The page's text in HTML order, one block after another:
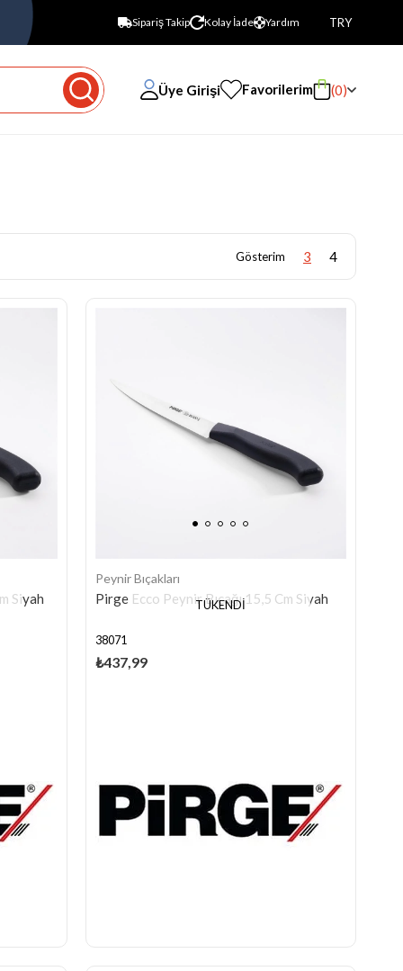
Sipariş Takip Kolay İade Yardım TRY
Üye Girişi Favorilerim 0
Siyah TÜKENDI
Peynir Bıçakları
Pirge Ecco Peynir Bıçağı 15,5 Cm Siyah
38071
₺437,99